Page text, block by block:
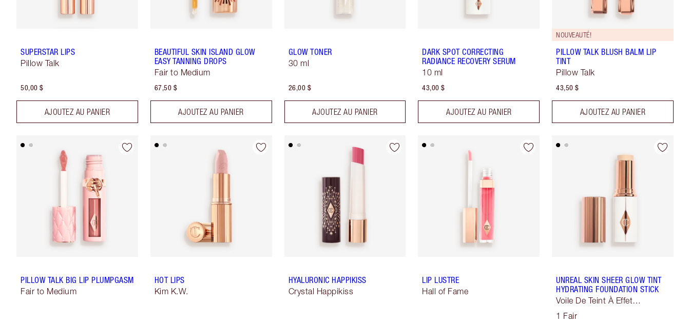
SUPERSTAR LIPS
Pillow Talk
50,00 $
AJOUTEZ AU PANIER
BEAUTIFUL SKIN ISLAND GLOW
EASY TANNING DROPS
Fair to Medium
67,50 $
AJOUTEZ AU PANIER
GLOW TONER
30 ml
26,00 $
AJOUTEZ AU PANIER
DARK SPOT CORRECTING
RADIANCE RECOVERY SERUM
10 ml
43,00 $
AJOUTEZ AU PANIER
NOUVEAUTÉ!
PILLOW TALK BLUSH BALM LIP
TINT
Pillow Talk
43,50 $
AJOUTEZ AU PANIER
PILLOW TALK BIG LIP PLUMPGASM
Fair to Medium
HOT LIPS
Kim K.W.
HYALURONIC HAPPIKISS
Crystal Happikiss
LIP LUSTRE
Hall of Fame
UNREAL SKIN SHEER GLOW TINT
HYDRATING FOUNDATION STICK
Voile De Teint À Effet
1 Fair